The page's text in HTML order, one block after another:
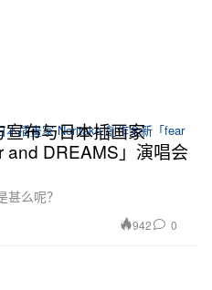
布与日本插画家
and DREAMS」演唱会
么呢？
942 0